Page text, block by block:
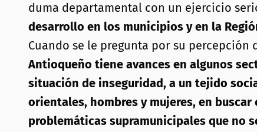
duma departamental con un ejercicio
desarrollo en los municipios y en la
Cuando se le pregunta por su percepción
Antioqueño tiene avances en algunos
situación de inseguridad, a un tejido
orientales, hombres y mujeres, en
problemáticas supramunicipales que no